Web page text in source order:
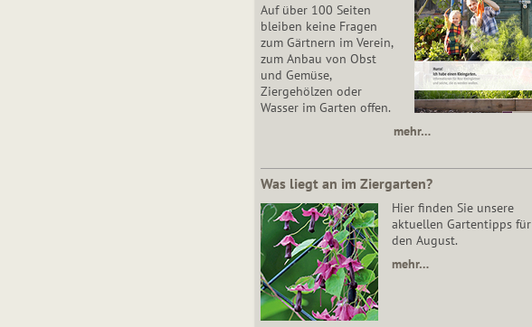
Auf über 100 Seiten
bleiben keine Fragen
zum Gärtnern im Verein,
zum Anbau von Obst
und Gemüse,
Ziergehölzen oder
Wasser im Garten offen.
mehr…
Was liegt an im Ziergarten?
Hier finden Sie unsere
aktuellen Gartentipps für
den August.
mehr…